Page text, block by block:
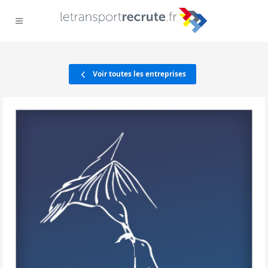
Voir toutes les entreprises